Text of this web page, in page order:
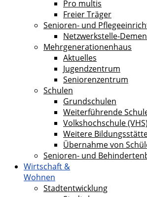
Pro multis
Freier Träger
Senioren- und
Netzwerkstelle-
Mehrgenerationenhaus
Aktuelles
Jugendzentrum
Seniorenzentrum
Schulen
Grundschulen
Weiterführende
Volkshochschule (VHS)
Weitere
Übernahme von
Senioren- und
Wirtschaft &
Wohnen
Stadtentwicklung